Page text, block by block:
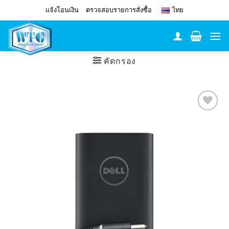
to
content
แจ้งโอนเงิน ตรวจสอบรายการสั่งซื้อ ไทย
คัดกรอง